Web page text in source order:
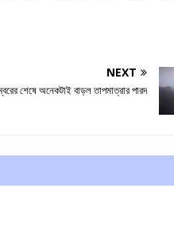
NEXT
শেষে অনেকটাই বাড়ল তাপমাত্রার পারদ